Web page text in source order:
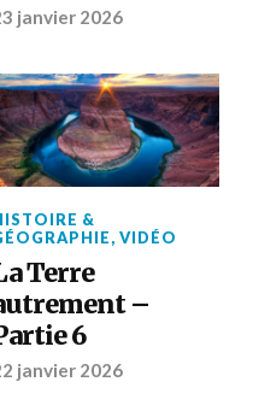
janvier 2026
&
,VIDÉO
Terre
–
6
janvier 2026